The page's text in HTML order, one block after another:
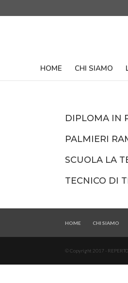
HOME CHI SIAMO
DIPLOMA IN
PALMIERI
SCUOLA LA
TECNICO DI
HOME CHI SIAMO
© Copyright 2017 -